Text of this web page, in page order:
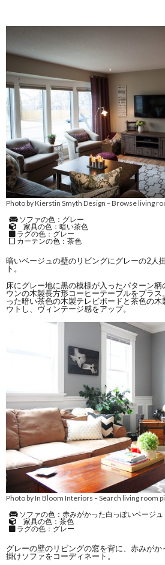
Photo by Kierstin Smyth Design –Browse living
ソファの色：グレー
家具の色：暗い茶色
ラグの色：グレー
カーテンの色：茶色
暗いベージュの壁のリビングにグレーの2人
ト。
床にグレー地に黒の模様が入ったパターン
ウンの木製長方形コーヒーテーブルをプラ
った暗い茶色の木製テレビボードと茶色の
ウトし、ヴィンテージ感をアップ。
Photo by In Bloom Interiors –Search living room
ソファの色：赤みがかった白っぽいベージュ
家具の色：茶色
ラグの色：グレー
グレーの壁のリビングの窓を背に、赤みが
掛けソファをコーディネート。